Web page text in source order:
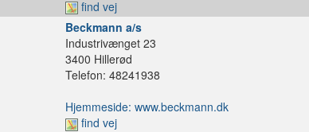
find vej
Beckmann a/s
Industrivænget 23
3400 Hillerød
Telefon: 48241938
Hjemmeside: www.beckmann.dk
find vej